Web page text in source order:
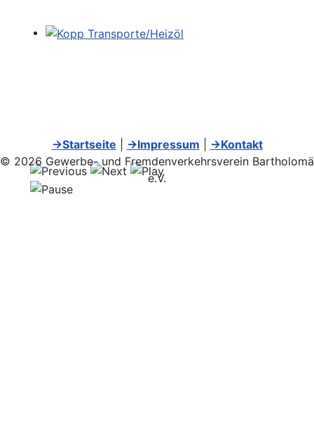
→Startseite →Impressum
→Kontakt
© 2026 Gewerbe- und Fremdenverkehrsverein Bartholomä
e.V.